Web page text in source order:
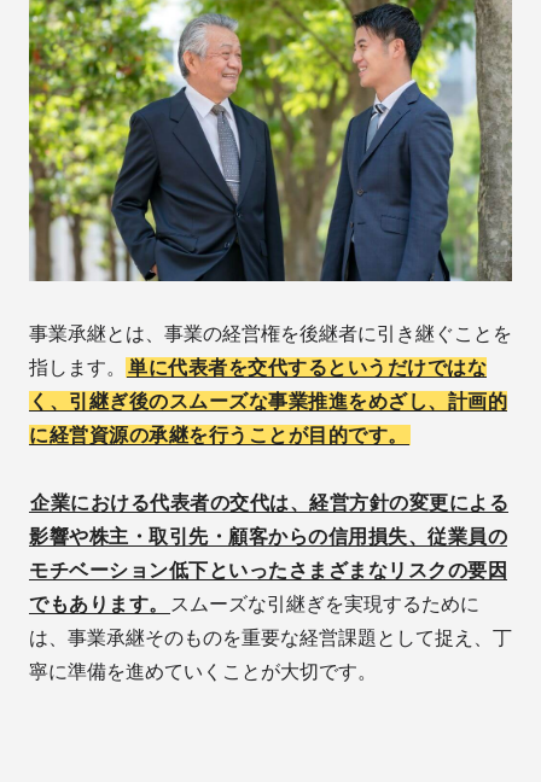
事業承継とは、事業の経営権を後継者に引き継ぐことを
指します。
単に代表者を交代するというだけではな
く、引継ぎ後のスムーズな事業推進をめざし、計画的
に経営資源の承継を行うことが目的です。
企業における代表者の交代は、経営方針の変更による
影響や株主・取引先・顧客からの信用損失、従業員の
モチベーション低下といったさまざまなリスクの要因
でもあります。
スムーズな引継ぎを実現するために
は、事業承継そのものを重要な経営課題として捉え、丁
寧に準備を進めていくことが大切です。